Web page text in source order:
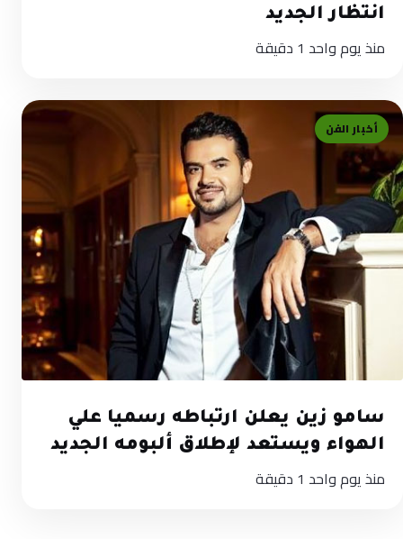
انتظار الجديد
منذ يوم واحد 1 دقيقة
أخبار الفن
سامو زين يعلن ارتباطه رسميا علي
الهواء ويستعد لإطلاق ألبومه الجديد
منذ يوم واحد 1 دقيقة